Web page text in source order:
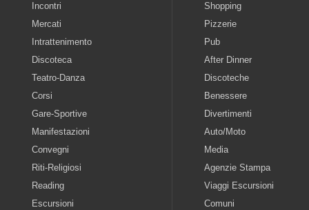
Incontri
Mercati
Intrattenimento
Discoteca
Teatro-Danza
Corsi
Gare-Sportive
Manifestazioni
Convegni
Riti-Religiosi
Reading
Escursioni
Shopping
Pizzerie
Pub
After Dinner
Discoteche
Benessere
Divertimenti
Auto/Moto
Media
Agenzie Stampa
Viaggi Escursioni
Comuni